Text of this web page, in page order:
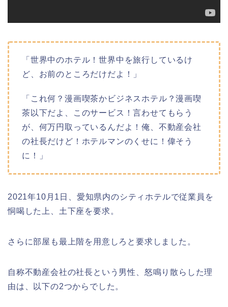
「世界中のホテル！世界中を旅行しているけ
ど、お前のところだけだよ！」
「これ何？漫画喫茶かビジネスホテル？漫画喫
茶以下だよ、このサービス！言わせてもらう
が、何万円取っているんだよ！俺、不動産会社
の社長だけど！ホテルマンのくせに！偉そう
に！」
2021年10月1日、愛知県内のシティホテルで従業員を
恫喝した上、土下座を要求。
さらに部屋も最上階を用意しろと要求しました。
自称不動産会社の社長という男性、怒鳴り散らした理
由は、以下の2つからでした。